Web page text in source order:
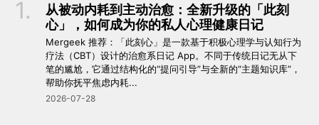
从被动内耗到主动治愈：全新升级的「此刻
心」，如何成为你的私人心理健康日记
Mergeek 推荐：「此刻心」是一款基于积极心理学与认知行为
疗法（CBT）设计的治愈系日记 App。不同于传统日记无从下
笔的尴尬，它通过结构化的“提问引导”与全新的“主题知识库”，
帮助你抚平焦虑内耗...
2026-07-28